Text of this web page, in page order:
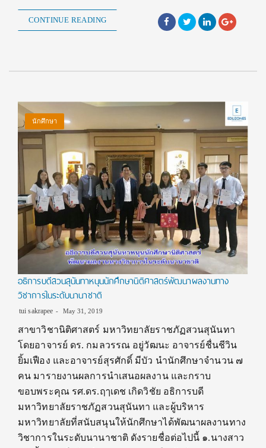
CONTINUE READING
นักศึกษา
อธิการบดีสวนสุนันทาหนุนนักศึกษานิติศาสตร์พัฒนาผลงานทาง
วิชาการในระดับนานาชาติ
tui sakrapee May 31, 2019
สาขาวิชานิติศาสตร์ มหาวิทยาลัยราชภัฏสวนสุนันทา
โดยอาจารย์ ดร. กมลวรรณ อยู่วัฒนะ อาจารย์ชื่นชีวิน
ยิ้มเฟือง และอาจารย์สุรศักดิ์ มีบัว นำนักศึกษาจำนวน ๗
คน มารายงานผลการนำเสนอผลงาน และกราบ
ขอบพระคุณ รศ.ดร.ฤๅเดช เกิดวิชัย อธิการบดี
มหาวิทยาลัยราชภัฏสวนสุนันทา และผู้บริหาร
มหาวิทยาลัยที่สนับสนุนให้นักศึกษาได้พัฒนาผลงานทาง
วิชาการในระดับนานาชาติ ดังรายชื่อต่อไปนี้ ๑.นางสาว